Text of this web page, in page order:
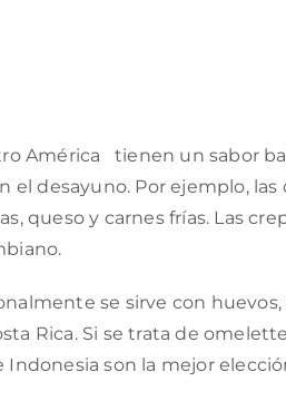
América tienen un sabor
desayuno. Por ejemplo, las
queso y carnes frías. Las
se sirve con
Rica. Si se trata de
Indonesia son la mejor